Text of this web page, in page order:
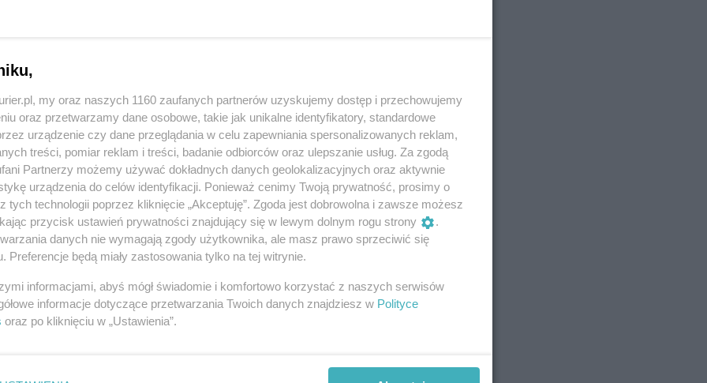
wobec innych można wyrazić nie tylko słowami, lecz także
Ortografia pozwala nam w tym względzie na pewną swobodę, a
tytułem: „Użycie wielkiej litery...
opublikowany na łamach „Rzeczpospolitej” pt. „Zanika
zaczynają przerastać młode pokolenie”. Wyniki badań
gimnazjalnych i ósmoklasisty...
w głowie… I kot, i pies, i osioł… Przed tygodniem ze studentami
o gramatyce rzeczowników. Studenci mieli świetną zabawę, gdy
przypadkach gramatycznych...
my oraz naszych 1160 zaufanych partnerów uzyskujemy dostęp i przechowujemy
oraz przetwarzamy dane osobowe, takie jak unikalne identyfikatory, standardowe
urządzenie czy dane przeglądania w celu zapewniania spersonalizowanych reklam,
treści, pomiar reklam i treści, badanie odbiorców oraz ulepszanie usług. Za zgodą
Partnerzy możemy używać dokładnych danych geolokalizacyjnych oraz aktywnie
urządzenia do celów identyfikacji. Ponieważ cenimy Twoją prywatność, prosimy o
tych technologii poprzez kliknięcie „Akceptuję”. Zgoda jest dobrowolna i zawsze możesz
przycisk ustawień prywatności znajdujący się w lewym dolnym rogu strony
.
danych nie wymagają zgody użytkownika, ale masz prawo sprzeciwić się
Preferencje będą miały zastosowania tylko na tej witrynie.
informacjami, abyś mógł świadomie i komfortowo korzystać z naszych serwisów
informacje dotyczące przetwarzania Twoich danych znajdziesz w Polityce
oraz po kliknięciu w „Ustawienia”.